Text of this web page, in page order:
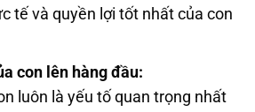
tế và quyền lợi tốt nhất của con
con lên hàng đầu:
luôn là yếu tố quan trọng nhất